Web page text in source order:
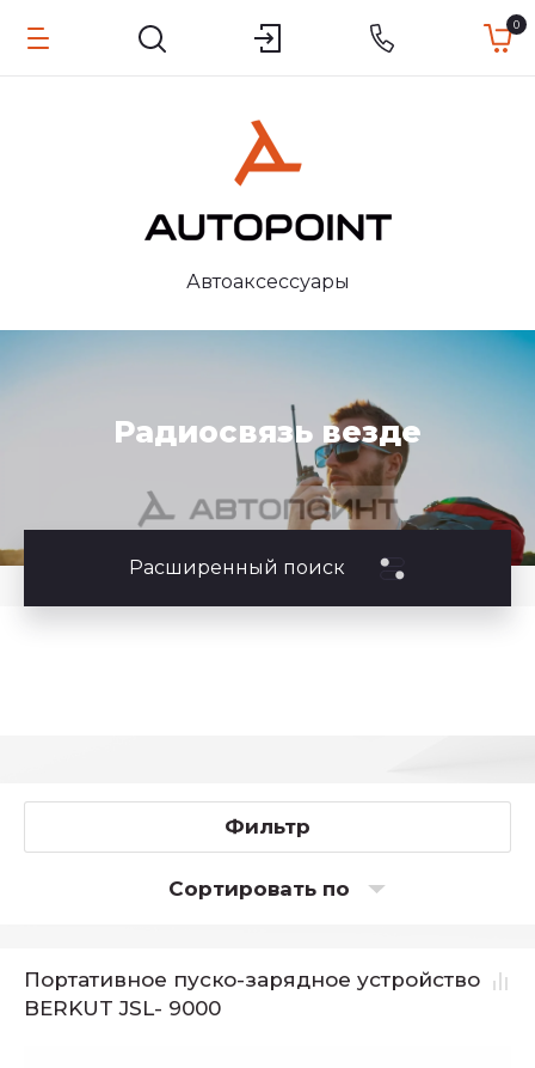
0
Автоаксессуары
Радиосвязь везде
Расширенный поиск
Сортировать по
Фильтр
Портативное пуско-зарядное устройство
BERKUT JSL- 9000